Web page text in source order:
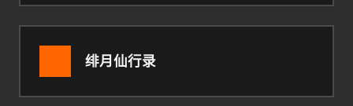
绯月仙行录